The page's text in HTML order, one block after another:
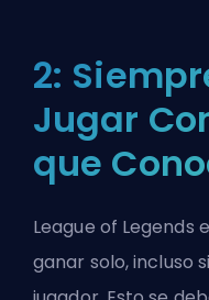
2:
Jugar
que
League of Legends
ganar solo, incluso